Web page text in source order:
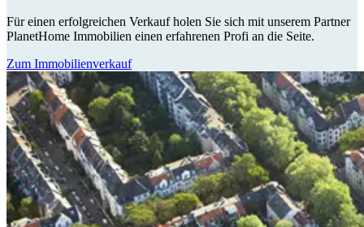
Für einen erfolgreichen Verkauf holen Sie sich mit unserem Partner
PlanetHome Immobilien einen erfahrenen Profi an die Seite.
Zum Immobilienverkauf